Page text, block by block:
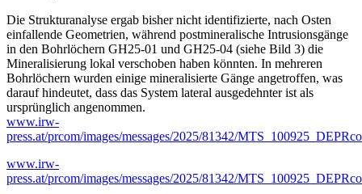
Die Strukturanalyse ergab bisher nicht identifizierte, nach Osten
einfallende Geometrien, während postmineralische Intrusionsgänge
in den Bohrlöchern GH25-01 und GH25-04 (siehe Bild 3) die
Mineralisierung lokal verschoben haben könnten. In mehreren
Bohrlöchern wurden einige mineralisierte Gänge angetroffen, was
darauf hindeutet, dass das System lateral ausgedehnter ist als
ursprünglich angenommen.
www.irw-
press.at/prcom/images/messages/2025/81342/
www.irw-
press.at/prcom/images/messages/2025/81342/